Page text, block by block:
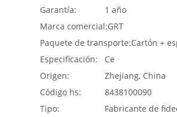
Garantía:
1 año
Marca comercial:GRT
Paquete de transporte:Cartón +
Especificación:
Ce
Origen:
Zhejiang, China
Código hs:
8438100090
Tipo:
Fabricante de